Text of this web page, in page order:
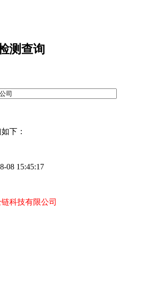
测查询
下：
15:45:17
科技有限公司